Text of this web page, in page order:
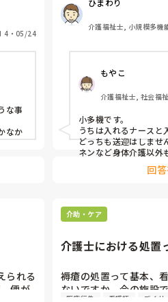
てて
ま
4 ・ 05/24
な事
なか
が居る日は医療行為に
のナースから「なんで
ースが居ない日は介護
いてくれません。以前
してましたが、今勤め
せん。なのでせめて入
議で言ったら、管理者
で」っとシャットアウ
居宅介護でナースは入
れですが、入浴、訪問
なにかアドバイスがあ
す。よろしくお願いい
ひまわり
介護福祉士, 小規模多機
もやこ
介護福祉士, 社会福
小多機です。
うちは入れるナースと
どっちも送迎はしませ
ネンなど身体介護以外
回
られる
便が
介助・ケア
介護士における処置
褥瘡の処置って基本、
ないですか。今の施設
医療行為 看護師 デイサ